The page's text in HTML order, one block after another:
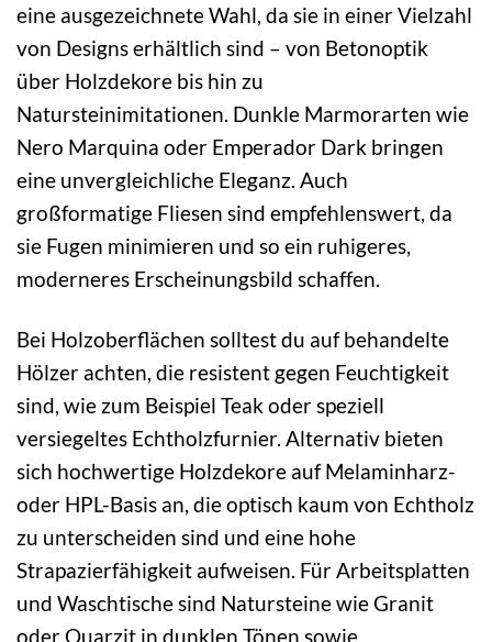
eine ausgezeichnete Wahl, da sie in einer Vielzahl
von Designs erhältlich sind – von Betonoptik
über Holzdekore bis hin zu
Natursteinimitationen. Dunkle Marmorarten wie
Nero Marquina oder Emperador Dark bringen
eine unvergleichliche Eleganz. Auch
großformatige Fliesen sind empfehlenswert, da
sie Fugen minimieren und so ein ruhigeres,
moderneres Erscheinungsbild schaffen.
Bei Holzoberflächen solltest du auf behandelte
Hölzer achten, die resistent gegen Feuchtigkeit
sind, wie zum Beispiel Teak oder speziell
versiegeltes Echtholzfurnier. Alternativ bieten
sich hochwertige Holzdekore auf Melaminharz-
oder HPL-Basis an, die optisch kaum von Echtholz
zu unterscheiden sind und eine hohe
Strapazierfähigkeit aufweisen. Für Arbeitsplatten
und Waschtische sind Natursteine wie Granit
oder Quarzit in dunklen Tönen sowie